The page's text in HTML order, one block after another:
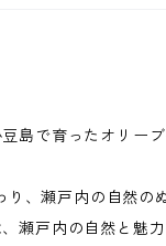
島で育ったオリー
、瀬戸内の自然の
瀬戸内の自然と魅力